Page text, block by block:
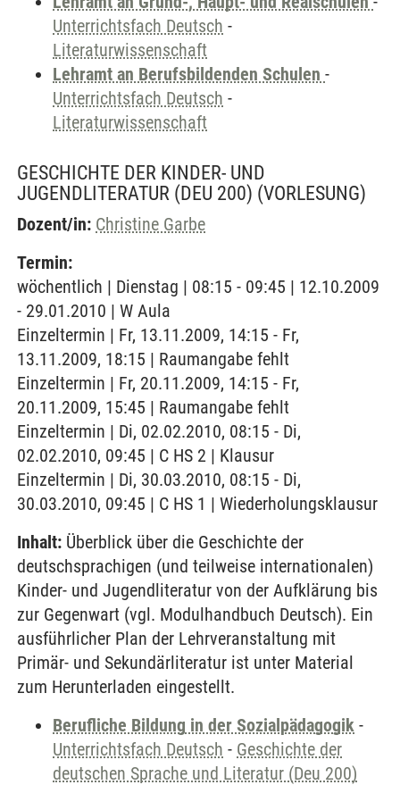
Unterrichtsfach Deutsch -
Literaturwissenschaft
Lehramt an Berufsbildenden Schulen -
Unterrichtsfach Deutsch -
Literaturwissenschaft
GESCHICHTE DER KINDER- UND
JUGENDLITERATUR (DEU 200) (VORLESUNG)
Dozent/in: Christine Garbe
Termin:
wöchentlich | Dienstag | 08:15 - 09:45 | 12.10.2009
- 29.01.2010 | W Aula
Einzeltermin | Fr, 13.11.2009, 14:15 - Fr,
13.11.2009, 18:15 | Raumangabe fehlt
Einzeltermin | Fr, 20.11.2009, 14:15 - Fr,
20.11.2009, 15:45 | Raumangabe fehlt
Einzeltermin | Di, 02.02.2010, 08:15 - Di,
02.02.2010, 09:45 | C HS 2 | Klausur
Einzeltermin | Di, 30.03.2010, 08:15 - Di,
30.03.2010, 09:45 | C HS 1 | Wiederholungsklausur
Inhalt: Überblick über die Geschichte der
deutschsprachigen (und teilweise internationalen)
Kinder- und Jugendliteratur von der Aufklärung bis
zur Gegenwart (vgl. Modulhandbuch Deutsch). Ein
ausführlicher Plan der Lehrveranstaltung mit
Primär- und Sekundärliteratur ist unter Material
zum Herunterladen eingestellt.
Berufliche Bildung in der Sozialpädagogik -
Unterrichtsfach Deutsch - Geschichte der
deutschen Sprache und Literatur (Deu 200)